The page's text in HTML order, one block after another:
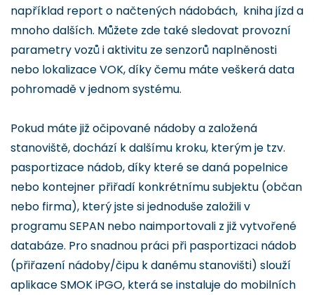
například report o načtených nádobách, kniha jízd a
mnoho dalších. Můžete zde také sledovat provozní
parametry vozů i aktivitu ze senzorů naplněnosti
nebo lokalizace VOK, díky čemu máte veškerá data
pohromadě v jednom systému.
Pokud máte již očipované nádoby a založená
stanoviště, dochází k dalšímu kroku, kterým je tzv.
pasportizace nádob, díky které se daná popelnice
nebo kontejner přiřadí konkrétnímu subjektu (občan
nebo firma), který jste si jednoduše založili v
programu SEPAN nebo naimportovali z již vytvořené
databáze. Pro snadnou práci při pasportizaci nádob
(přiřazení nádoby/čipu k danému stanovišti) slouží
aplikace SMOK iPGO, která se instaluje do mobilních